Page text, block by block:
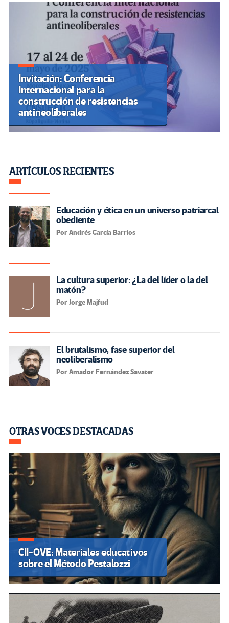
Invitación: Conferencia
Internacional para la
construcción de resistencias
antineoliberales
ARTÍCULOS RECIENTES
Educación y ética en un universo patriarcal
obediente
Por Andrés García Barrios
La cultura superior: ¿La del líder o la del
matón?
Por Jorge Majfud
El brutalismo, fase superior del
neoliberalismo
Por Amador Fernández Savater
OTRAS VOCES DESTACADAS
CII-OVE: Materiales educativos
sobre el Método Pestalozzi